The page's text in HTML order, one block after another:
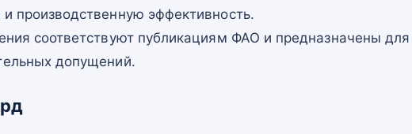
производственную эффективность.
соответствуют публикациям ФАО и предназначены для
допущений.